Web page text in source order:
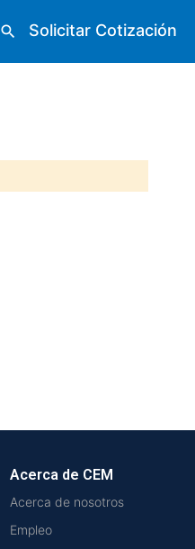
search Solicitar Cotización
Acerca de CEM
Acerca de nosotros
Empleo